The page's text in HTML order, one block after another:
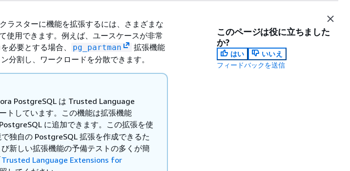
ラスターに機能を拡張するには、さまざまな
使用できます。例えば、ユースケースが非常
必要とする場合、
pg_partman
拡張機能
分割し、ワークロードを分散できます。
PostgreSQL は Trusted Language
トしています。この機能は拡張機能
に追加できます。この拡張を使
独自の PostgreSQL 拡張を作成できるた
新しい拡張機能の予備テストの多くが簡
Trusted Language Extensions for
このページは役に立ちました
か?
はい
いいえ
フィードバックを送信